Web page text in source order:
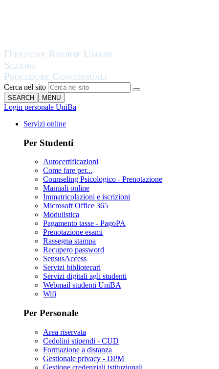
Cerca nel sito
SEARCH MENU
Login personale UniBa
Servizi online
Per Studenti
Autocertificazioni
Come fare per...
Counseling Psicologico - Prenotazione
Manuali online
Immatricolazioni e iscrizioni
Microsoft Office 365
Modulistica
Pagamento tasse - PagoPA
Prenotazione esami
Rassegna stampa
Recupero password
SensusAccess
Servizi bibliotecari
Servizi digitali agli studenti
Webmail studenti UniBA
Wifi
Per Personale
Area riservata
Cedolini stipendi - CUD
Formazione a distanza
Gestionale privacy - DPM
Gestione credenziali istituzionali